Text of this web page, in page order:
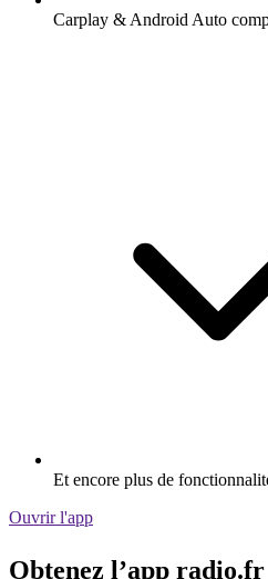
Carplay & Android Auto
Et encore plus de
Ouvrir l'app
Obtenez l’app